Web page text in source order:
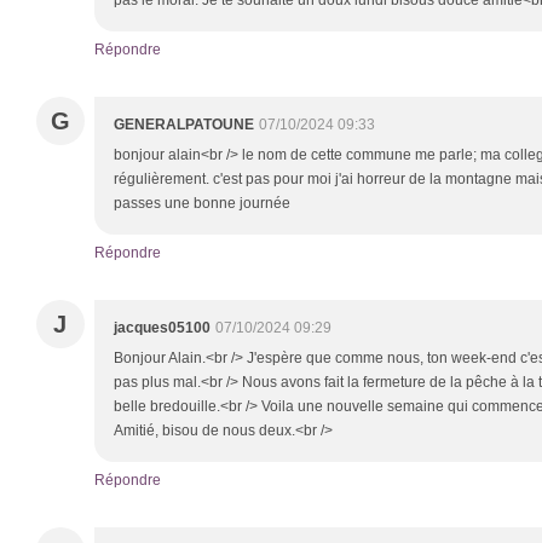
Répondre
G GENERALPATOUNE 07/10/2024 09:33
bonjour alain<br /> le nom de cette commune me parle; ma
régulièrement. c'est pas pour moi j'ai horreur de la montagne
passes une bonne journée
Répondre
J jacques05100 07/10/2024 09:29
Bonjour Alain.<br /> J'espère que comme nous, ton week-end
pas plus mal.<br /> Nous avons fait la fermeture de la pêche à la
belle bredouille.<br /> Voila une nouvelle semaine qui
Amitié, bisou de nous deux.<br />
Répondre